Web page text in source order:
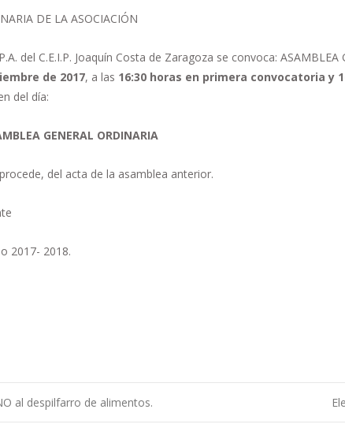
DE LA ASOCIACIÓN
del C.E.I.P. Joaquín Costa de Zaragoza se convoca:
de 2017, a las 16:30 horas en primera convocatoria y
del día:
GENERAL ORDINARIA
del acta de la asamblea anterior.
2017- 2018.
al despilfarro de alimentos.